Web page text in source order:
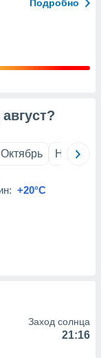
Подробно
август?
Октябрь Ноябрь
+20°C
Заход солнца
21:16